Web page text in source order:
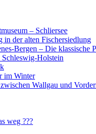
– Schliersee
in der alten Fischersiedlung
Bergen – Die klassische
Schleswig-Holstein
im Winter
Wallgau und
weg ???